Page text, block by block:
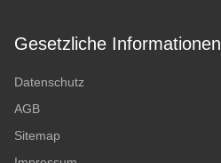
Gesetzliche Informationen
Datenschutz
AGB
Sitemap